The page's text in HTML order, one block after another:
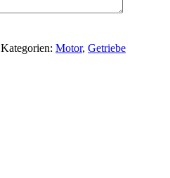
Kategorien: Motor, Getriebe